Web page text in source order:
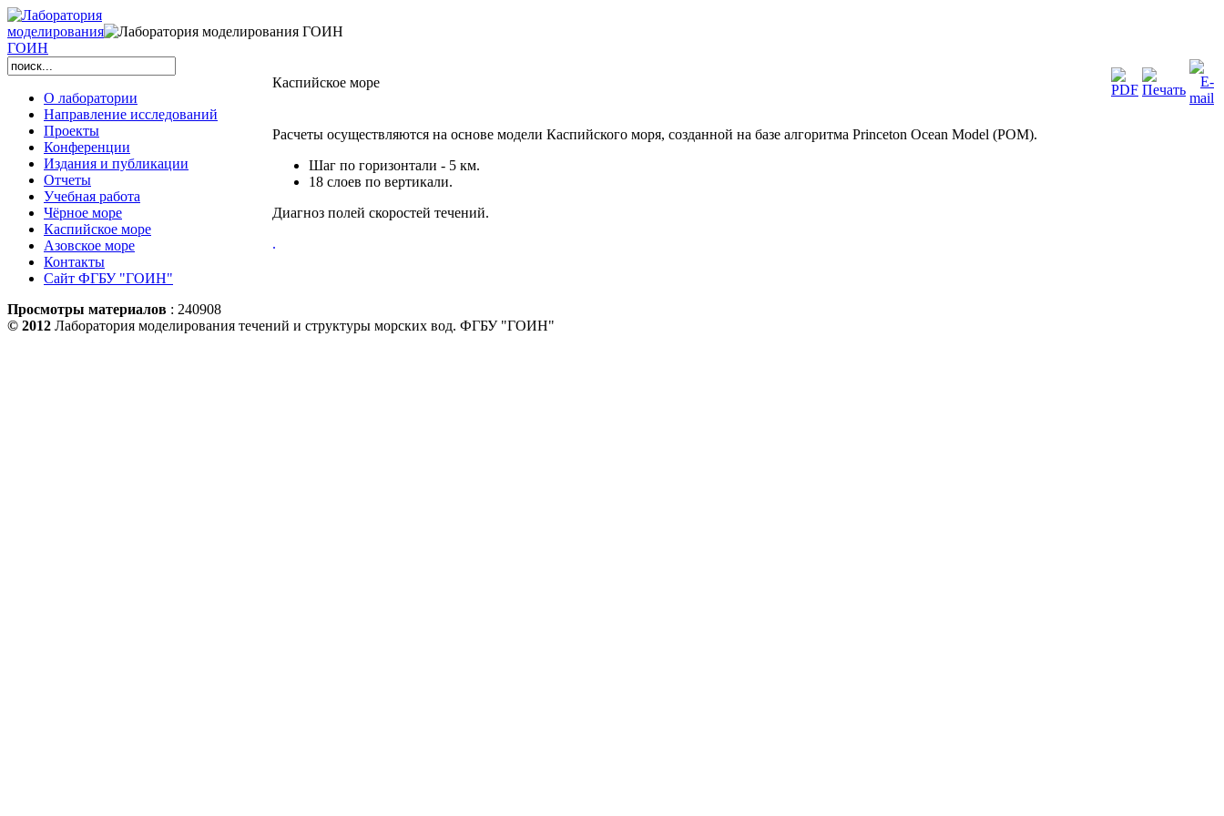
О лаборатории
Направление исследований
Проекты
Конференции
Издания и публикации
Отчеты
Учебная работа
Чёрное море
Каспийское море
Азовское море
Контакты
Сайт ФГБУ "ГОИН"
Просмотры материалов : 240908
Каспийское море
Расчеты осуществляются на основе модели Каспийского моря, созданной на базе алгоритма Princeton Ocean Model (POM).
Шаг по горизонтали - 5 км.
18 слоев по вертикали.
Диагноз полей скоростей течений.
.
© 2012 Лаборатория моделирования течений и структуры морских вод. ФГБУ "ГОИН"